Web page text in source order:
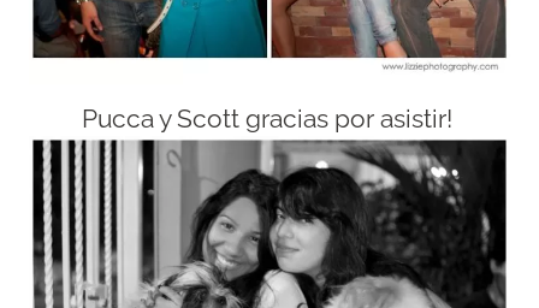
Pucca y Scott gracias por asistir!